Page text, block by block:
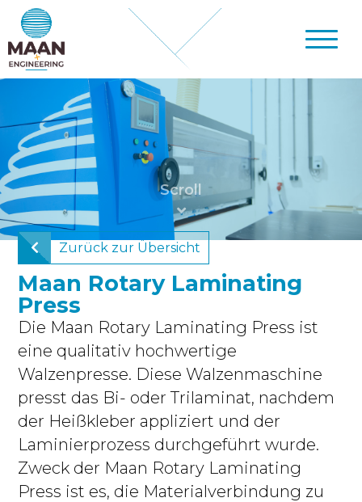
Zurück zur Übersicht
Maan Rotary Laminating
Press
Die Maan Rotary Laminating Press ist
eine qualitativ hochwertige
Walzenpresse. Diese Walzenmaschine
presst das Bi- oder Trilaminat, nachdem
der Heißkleber appliziert und der
Laminierprozess durchgeführt wurde.
Zweck der Maan Rotary Laminating
Press ist es, die Materialverbindung zu